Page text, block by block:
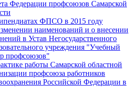
Федерации профсоюзов Самарской
ФПСО в 2015 году
наименований и о внесении
в Устав Негосударственного
учреждения "Учебный
профсоюзов"
работы Самарской областной
профсоюза работников
Российской Федерации в